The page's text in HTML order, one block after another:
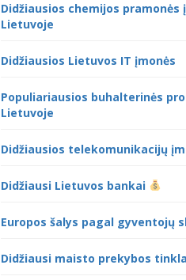
Didžiausios chemijos pramonės
Lietuvoje
Didžiausios Lietuvos IT įmonės
Populiariausios buhalterinės
Lietuvoje
Didžiausios telekomunikacijų
Didžiausi Lietuvos bankai
Europos šalys pagal gyventojų
Didžiausi maisto prekybos